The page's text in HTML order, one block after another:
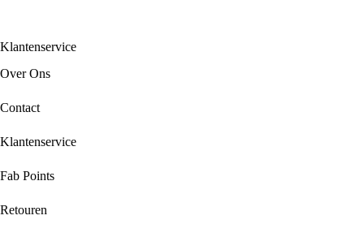
Klantenservice
Over Ons
Contact
Klantenservice
Fab Points
Retouren